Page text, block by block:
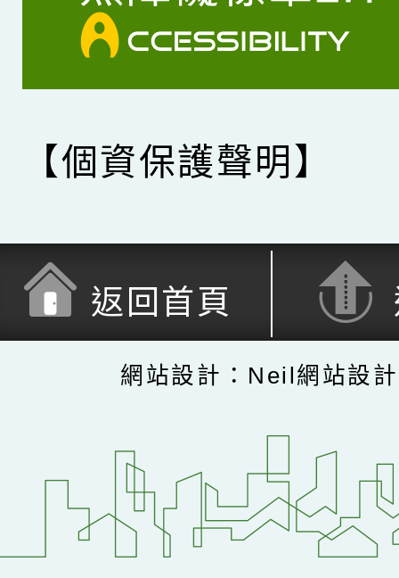
【個資保護聲明】
返回首頁
網站設計：Neil網站設